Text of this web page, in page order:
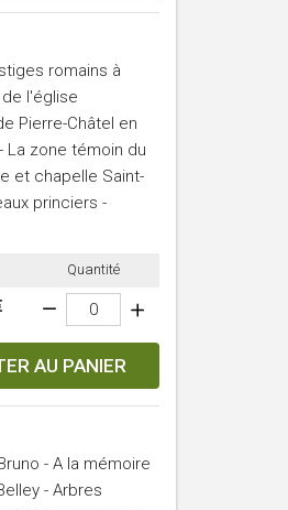
romains à
l'église
Pierre-Châtel en
La zone témoin du
et chapelle Saint-
princiers -
Quantité
AU PANIER
- A la mémoire
- Arbres